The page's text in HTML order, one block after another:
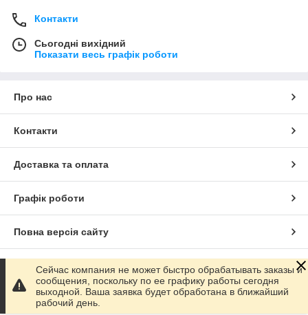
Контакти
Сьогодні вихідний
Показати весь графік роботи
Про нас
Контакти
Доставка та оплата
Графік роботи
Повна версія сайту
Сайт створено на маркетплейсі Prom.ua
Політика конфіденційності
Сейчас компания не может быстро обрабатывать заказы и
сообщения, поскольку по ее графику работы сегодня
выходной. Ваша заявка будет обработана в ближайший
рабочий день.